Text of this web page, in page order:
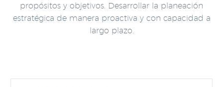
propósitos y objetivos. Desarrollar la planeación
estratégica de manera proactiva y con capacidad a
largo plazo.